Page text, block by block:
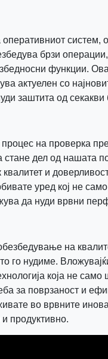
систем,
брзи
функции.
актуелен со
заштита од
на проверка
дел од нашата
и
уред кој не
да нуди врвни
на
го нудиме.
која не само
за поврзаност и
во врвните
и продуктивно.